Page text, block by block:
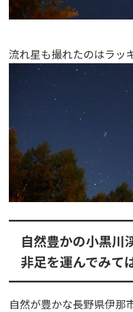
流れ星も撮れたのはラッ
自然豊かの小黒川
非足を運んでみて
自然が豊かな長野県伊那